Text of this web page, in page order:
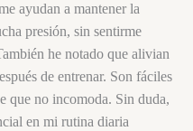
ayudan a mantener la
presión, sin sentirme
he notado que alivian
de entrenar. Son fáciles
que no incomoda. Sin duda,
en mi rutina diaria